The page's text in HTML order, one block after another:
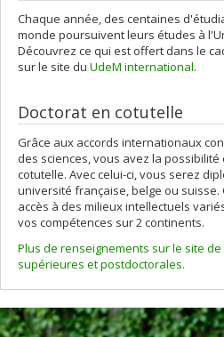
Chaque année, des centaines
monde poursuivent leurs études à
Découvrez ce qui est offert dans le
sur le site du UdeM international.
Doctorat en cotutelle
Grâce aux accords internationaux
des sciences, vous avez la
cotutelle. Avec celui-ci, vous serez
université française, belge ou
accès à des milieux intellectuels
vos compétences sur 2 continents.
Plus de renseignements sur le site
supérieures et postdoctorales.